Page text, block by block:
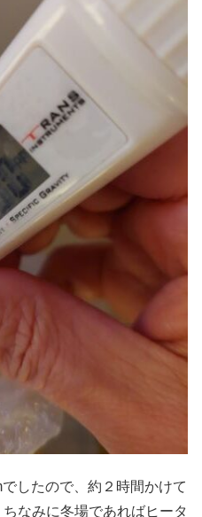
したので、約２時間かけて
なみに冬場であればヒータ